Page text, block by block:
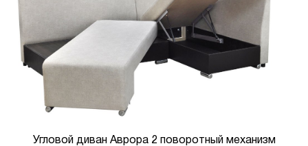
Угловой диван Аврора 2 поворотный механизм